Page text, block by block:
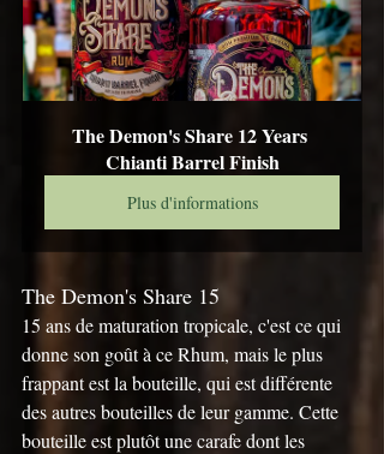
The Demon's Share 12 Years
Chianti Barrel Finish
Plus d'informations
The Demon's Share 15
15 ans de maturation tropicale, c'est ce qui
donne son goût à ce Rhum, mais le plus
frappant est la bouteille, qui est différente
des autres bouteilles de leur gamme. Cette
bouteille est plutôt une carafe dont les